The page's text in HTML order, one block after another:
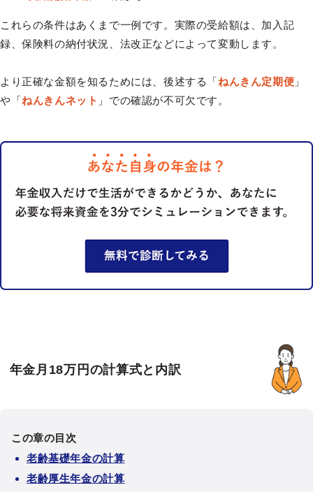
これらの条件はあくまで一例です。実際の受給額は、加入記
録、保険料の納付状況、法改正などによって変動します。
より正確な金額を知るためには、後述する「ねんきん定期便 」
や「ねんきんネット 」での確認が不可欠です。
年金月18万円の計算式と内訳
この章の目次
老齢基礎年金の計算
老齢厚生年金の計算